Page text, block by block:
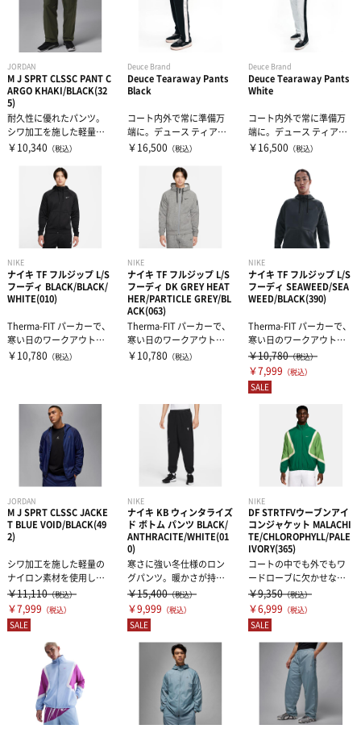
JORDAN
M J SPRT CLSSC PANT C
ARGO KHAKI/BLACK(32
5)
耐久性に優れたパンツ。
シワ加工を施した軽量の
ナイロン素材を使用し、
￥10,340 （税込）
Deuce Brand
Deuce Tearaway Pants
Black
コート内外で常に準備万
端に。デュース ティアア
ウェイパンツは、パフォ
￥16,500 （税込）
Deuce Brand
Deuce Tearaway Pants
White
コート内外で常に準備万
端に。デュース ティアア
ウェイパンツは、パフォ
￥16,500 （税込）
NIKE
ナイキ TF フルジップ L/S
フーディ BLACK/BLACK/
WHITE(010)
Therma-FIT パーカーで、
寒い日のワークアウトも
暖かく。抜群に柔らかい
￥10,780 （税込）
NIKE
ナイキ TF フルジップ L/S
フーディ DK GREY HEAT
HER/PARTICLE GREY/BL
ACK(063)
Therma-FIT パーカーで、
寒い日のワークアウトも
暖かく。抜群に柔らかい
￥10,780 （税込）
NIKE
ナイキ TF フルジップ L/S
フーディ SEAWEED/SEA
WEED/BLACK(390)
Therma-FIT パーカーで、
寒い日のワークアウトも
暖かく。抜群に柔らかい
フ...
￥10,780（税込）
￥7,999 （税込）
SALE
JORDAN
M J SPRT CLSSC JACKE
T BLUE VOID/BLACK(49
2)
シワ加工を施した軽量の
ナイロン素材を使用し、
クラシックなトラックス
ーツスタイルに...
￥11,110（税込）
￥7,999 （税込）
SALE
NIKE
ナイキ KB ウィンタライズ
ド ボトム パンツ BLACK/
ANTHRACITE/WHITE(01
0)
寒さに強い冬仕様のロン
グパンツ。暖かさが持続
する柔らかなフリース素
材と通気性に優...
￥15,400（税込）
￥9,999 （税込）
SALE
NIKE
DF STRTFVウーブンアイ
コンジャケット MALACHI
TE/CHLOROPHYLL/PALE
IVORY(365)
コートの中でも外でもワ
ードローブに欠かせな
い、軽量で通気性に優れ
たアイコン ジャ...
￥9,350（税込）
￥6,999 （税込）
SALE